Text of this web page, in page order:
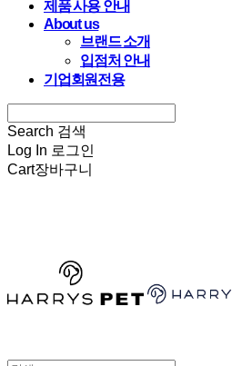
제품 사용 안내
About us
브랜드 소개
입점처 안내
기업회원전용
Search 검색
Log In 로그인
Cart장바구니